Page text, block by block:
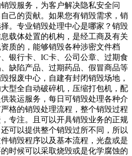
毁服务，为客户解决隐私安全问
己的贡献。如果您有销毁需求，销
。专业销毁处理中心是哪家？销毁
载体处置的机构，是经工商及有关
质的，能够销毁各种涉密文件档
银行卡、IC卡、公司公章、过期食
缺陷产品、过期药品、假冒商品等
报废中心，自建有封闭销毁场地，
型全自动破碎机，压缩打包机，配
装运服务，每日可销毁处理各种介
格的销毁处理流程，整个销毁过程
专注。且可以开具销毁业务的正规
可以提供整个销毁过所不同，所以
销毁程序以及基本流程，光盘或是
时候可以采取烧毁或是化学腐蚀的